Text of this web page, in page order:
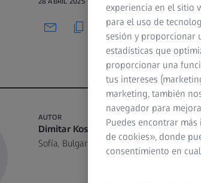
AUTOR
Dimitar Kosturkov, DMD, PhD
Sofía, Bulgaria
experiencia en el sitio
para el uso de
sesión y proporcionar
estadísticas que
proporcionar una
tus intereses
marketing, también
navegador para
Puedes encontrar
de cookies», donde
consentimiento en